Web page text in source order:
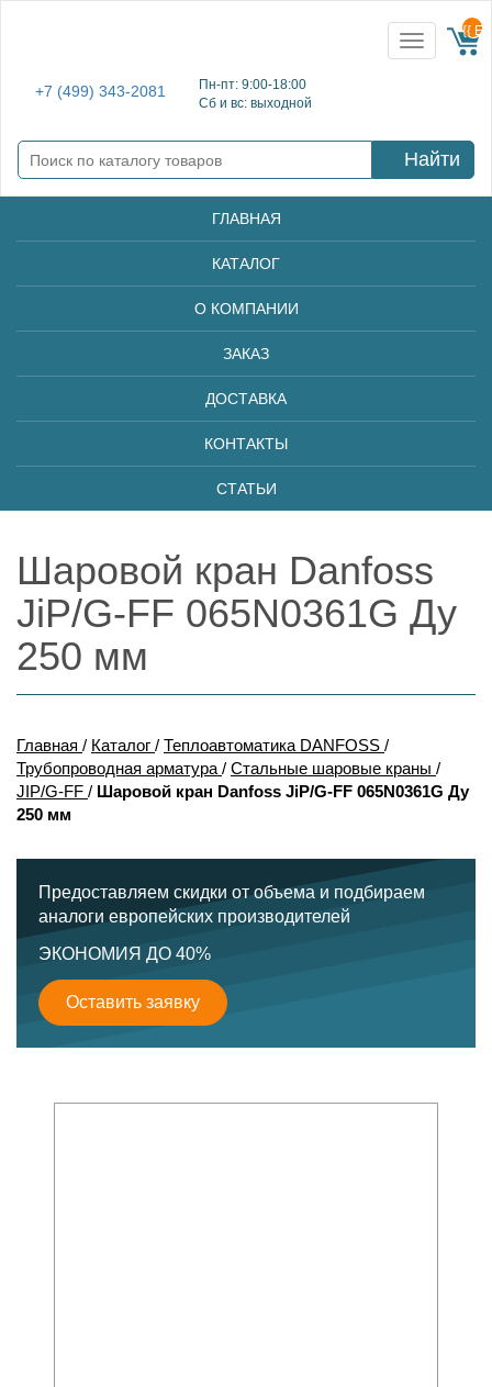
+7 (499) 343-2081
Пн-пт: 9:00-18:00
Сб и вс: выходной
Toggle
navigation
{{
Найти
ГЛАВНАЯ
КАТАЛОГ
О КОМПАНИИ
ЗАКАЗ
ДОСТАВКА
КОНТАКТЫ
СТАТЬИ
Шаровой кран Danfoss
JiP/G-FF 065N0361G Ду
250 мм
Главная / Каталог / Теплоавтоматика DANFOSS /
Трубопроводная арматура / Стальные шаровые краны /
JIP/G-FF / Шаровой кран Danfoss JiP/G-FF 065N0361G Ду
250 мм
Предоставляем скидки от объема и подбираем
аналоги европейских производителей
ЭКОНОМИЯ ДО 40%
Оставить заявку